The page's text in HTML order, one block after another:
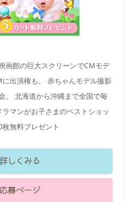
画館の巨大スクリーンでCMモデ
出演権も。 赤ちゃんモデル撮影
。 北海道から沖縄まで全国で毎
マンがお子さまのベストショッ
無料プレゼント
詳しくみる
応募ページ